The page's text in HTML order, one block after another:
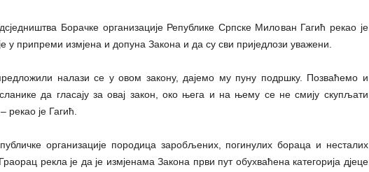
Борачке организације Републике Српске Милован Гагић рекао је
у припреми измјена и допуна Закона и да су сви приједлози уважени.
налази се у овом закону, дајемо му пуну подршку. Позваћемо и
да гласају за овај закон, око њега и на њему се не смију скупљати
рекао је Гагић.
организације породица заробљених, погинулих бораца и несталих
рекла је да је измјенама Закона први пут обухваћена категорија дјеце